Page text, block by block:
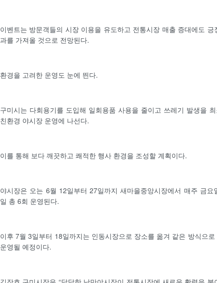
이벤트는 방문객들의 시장 이용을 유도하고 전통시장 매출 증대에도 긍
과를 가져올 것으로 전망된다.
환경을 고려한 운영도 눈에 띈다.
구미시는 다회용기를 도입해 일회용품 사용을 줄이고 쓰레기 발생을
친환경 야시장 운영에 나선다.
이를 통해 보다 깨끗하고 쾌적한 행사 환경을 조성할 계획이다.
야시장은 오는 6월 12일부터 27일까지 새마을중앙시장에서 매주 금요
일 총 6회 운영된다.
이후 7월 3일부터 18일까지는 인동시장으로 장소를 옮겨 같은 방식으
운영될 예정이다.